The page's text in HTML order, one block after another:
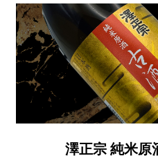
澤正宗 純米原